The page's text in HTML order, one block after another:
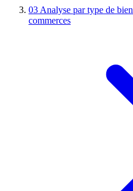
03 Analyse par type de bien
commerces